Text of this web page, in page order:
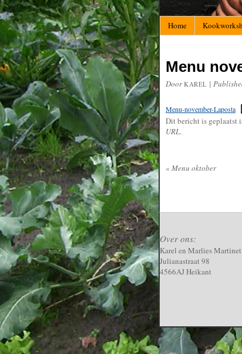
Home
Menu
DoorKAREL |
Menu-november-Laposta
Dit bericht is geplaatst
URL.
« Menu oktober
Over ons:
Karel en Marlies Martinet
Julianastraat 98
4566AJ Heikant